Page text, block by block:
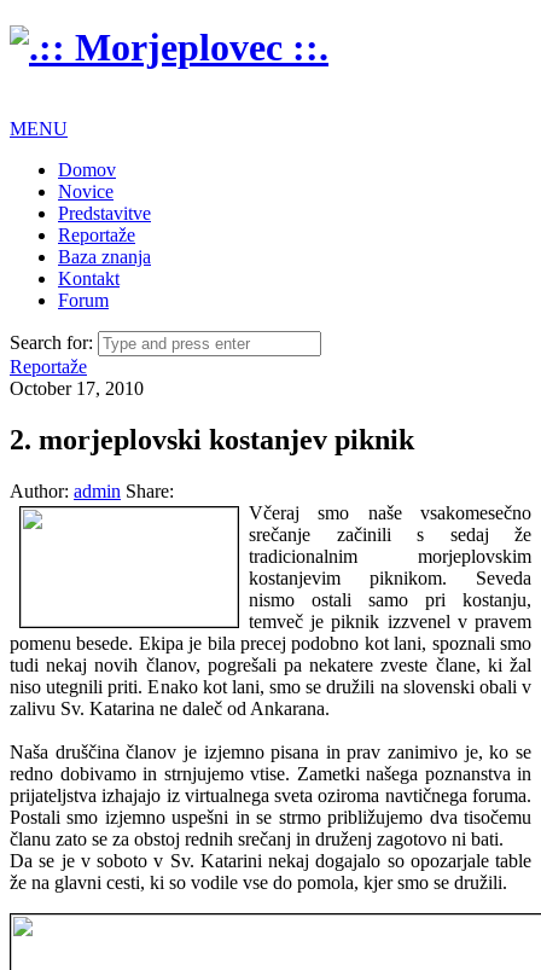
MENU
Domov
Novice
Predstavitve
Reportaže
Baza znanja
Kontakt
Forum
Search for:
Reportaže
October 17, 2010
2. morjeplovski kostanjev piknik
Author: admin Share:
Včeraj smo naše vsakomesečno
srečanje začinili s sedaj že
tradicionalnim morjeplovskim
kostanjevim piknikom. Seveda
nismo ostali samo pri kostanju,
temveč je piknik izzvenel v pravem
pomenu besede. Ekipa je bila precej podobno kot lani, spoznali smo
tudi nekaj novih članov, pogrešali pa nekatere zveste člane, ki žal
niso utegnili priti. Enako kot lani, smo se družili na slovenski obali v
zalivu Sv. Katarina ne daleč od Ankarana.
Naša druščina članov je izjemno pisana in prav zanimivo je, ko se
redno dobivamo in strnjujemo vtise. Zametki našega poznanstva in
prijateljstva izhajajo iz virtualnega sveta oziroma navtičnega foruma.
Postali smo izjemno uspešni in se strmo približujemo dva tisočemu
članu zato se za obstoj rednih srečanj in druženj zagotovo ni bati.
Da se je v soboto v Sv. Katarini nekaj dogajalo so opozarjale table
že na glavni cesti, ki so vodile vse do pomola, kjer smo se družili.